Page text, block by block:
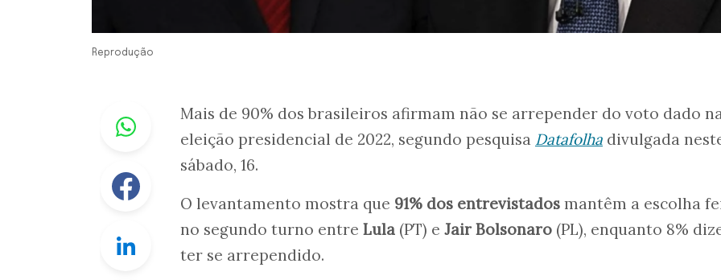
Reprodução
Whastapp
Facebook
Linkedin
Mais de 90% dos brasileiros afirmam não se arrepender do voto dado
eleição presidencial de 2022, segundo pesquisa Datafolha divulgada
sábado, 16.
O levantamento mostra que 91% dos entrevistados mantêm a escolha
no segundo turno entre Lula (PT) e Jair Bolsonaro (PL), enquanto 8%
ter se arrependido.